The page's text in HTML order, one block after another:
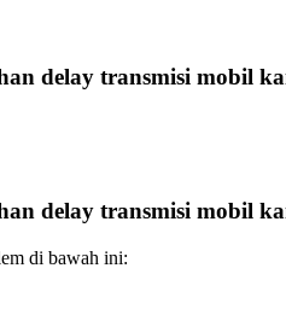
delay transmisi mobil
delay transmisi mobil
di bawah ini: